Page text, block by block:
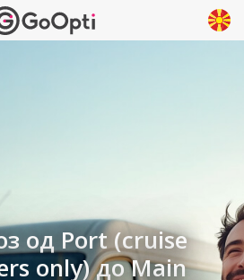
од Port (cruise
only) до Main